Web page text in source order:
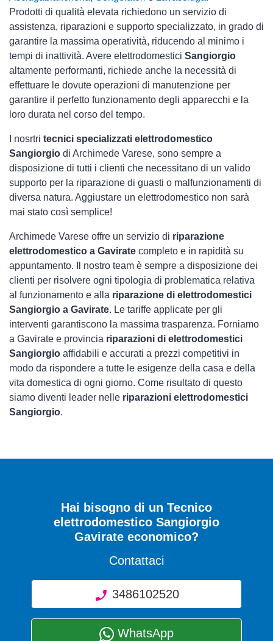
Prodotti di qualità elevata richiedono un servizio di
assistenza, riparazioni e supporto specializzato, in grado di
garantire la massima operatività, riducendo al minimo i
tempi di inattività. Avere elettrodomestici Sangiorgio
altamente performanti, richiede anche la necessità di
effettuare le dovute operazioni di manutenzione per
garantire il perfetto funzionamento degli apparecchi e la
loro durata nel corso del tempo.
I nosrtri tecnici specializzati elettrodomestico
Sangiorgio di Archimede Varese, sono sempre a
disposizione di tutti i clienti che necessitano di un valido
supporto per la riparazione di guasti o malfunzionamenti di
diversa natura. Aggiustare un elettrodomestico non sarà
mai stato così semplice!
Archimede Varese offre un servizio di riparazione
elettrodomestico a Gavirate completo e in rapidità su
appuntamento. Il nostro team è sempre a disposizione dei
clienti per risolvere ogni tipologia di problematica relativa
al funzionamento e alla riparazione di elettrodomestici
Sangiorgio a Gavirate. Le tariffe applicate per gli
interventi garantiscono la massima trasparenza. Forniamo
a Gavirate e provincia riparazioni di elettrodomestici
Sangiorgio affidabili e accurati a prezzi competitivi in
modo da rispondere a tutte le esigenze della casa e della
vita domestica di ogni giorno. Come risultato di questo
siamo diventi leader nelle riparazioni elettrodomestici
Sangiorgio.
Hai bisogno di un Tecnico
elettrodomestico Sangiorgio
Gavirate economico?
Contattaci
3486102520
WhatsApp